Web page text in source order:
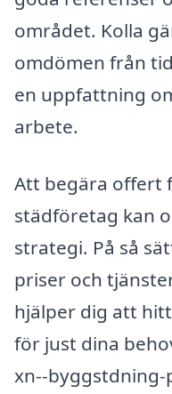
området. Kolla
omdömen från
en uppfattning
arbete.
Att begära offert
städföretag kan
strategi. På så
priser och
hjälper dig att
för just dina
xn--byggstdning-